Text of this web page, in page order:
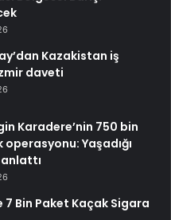
Kazakistan iş
daveti
Karadere’nin 750 bin
operasyonu: Yaşadığı
7 Bin Paket Kaçak Sigara